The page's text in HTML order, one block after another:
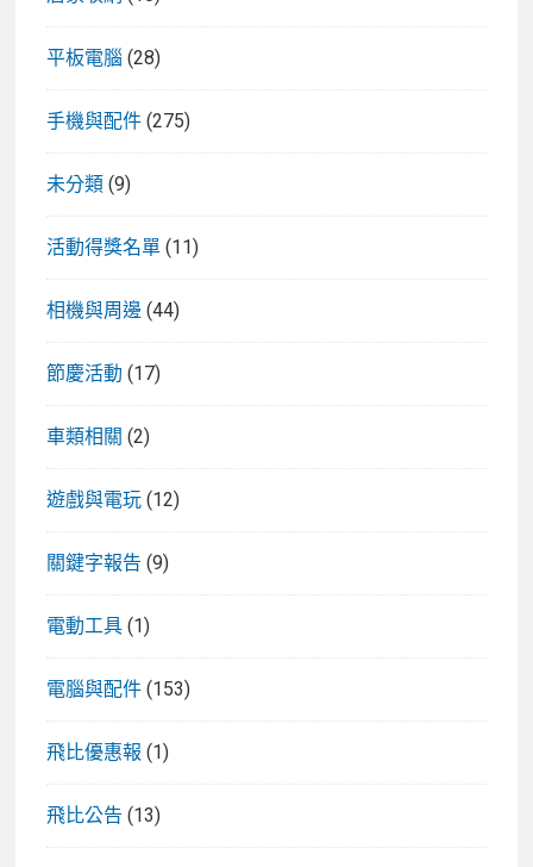
平板電腦 (28)
手機與配件 (275)
未分類 (9)
活動得獎名單 (11)
相機與周邊 (44)
節慶活動 (17)
車類相關 (2)
遊戲與電玩 (12)
關鍵字報告 (9)
電動工具 (1)
電腦與配件 (153)
飛比優惠報 (1)
飛比公告 (13)